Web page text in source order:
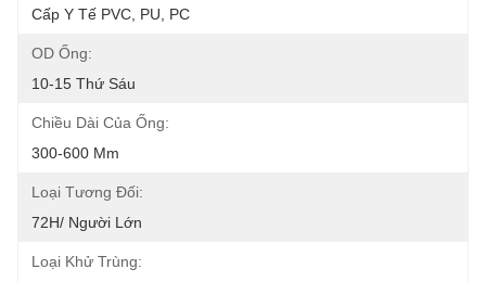
Cấp Y Tế PVC, PU, ​​​​PC
OD Ống:
10-15 Thứ Sáu
Chiều Dài Của Ống:
300-600 Mm
Loại Tương Đối:
72H/ Người Lớn
Loại Khử Trùng: